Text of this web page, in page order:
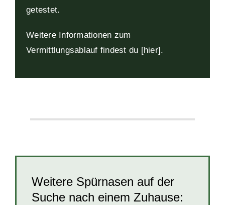
getestet.
Weitere Informationen zum
Vermittlungsablauf findest du [hier].
Weitere Spürnasen auf der
Suche nach einem Zuhause: